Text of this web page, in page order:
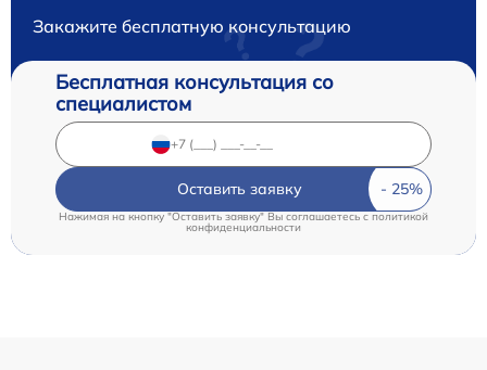
Закажите бесплатную консультацию
Бесплатная консультация со
специалистом
Оставить заявку
Нажимая на кнопку "Оставить заявку" Вы соглашаетесь cполитикой
конфиденциальности